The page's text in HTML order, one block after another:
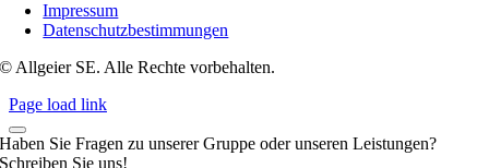
Impressum
Datenschutzbestimmungen
© Allgeier SE. Alle Rechte vorbehalten.
Page load link
Haben Sie Fragen zu unserer Gruppe oder unseren Leistungen?
Schreiben Sie uns!